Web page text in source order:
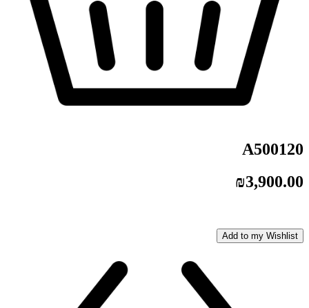
A500120
₪3,900.00
Add to my Wishlist